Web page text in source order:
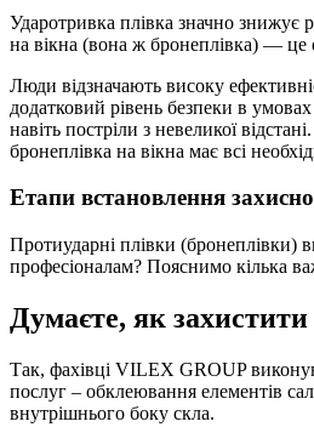
Ударотривка плівка значно знижує
на вікна (вона ж бронеплівка) — це
Люди відзначають високу
додатковий рівень безпеки в
навіть постріли з невеликої
бронеплівка на вікна має всі
Етапи встановлення
Протиударні плівки (бронеплівки)
професіоналам? Пояснимо кілька
Думаєте, як
Так, фахівці VILEX GROUP
послуг – обклеювання елементів
внутрішнього боку скла.